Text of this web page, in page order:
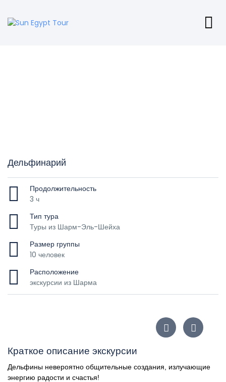
Дельфинарий
Продолжительность
3 ч
Тип тура
Туры из Шарм-Эль-Шейха
Размер группы
10 человек
Расположение
экскурсии из Шарма
Краткое описание экскурсии
Дельфины невероятно общительные создания, излучающие
энергию радости и счастья!